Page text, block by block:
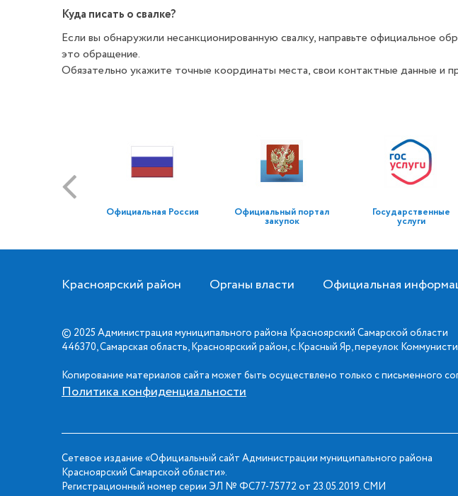
Куда писать о свалке?
Если вы обнаружили несанкционированную свалку, направьте официальное
это обращение.
Обязательно укажите точные координаты места, свои контактные данные и
Официальная Россия Официальный портал
закупок
Государственные
услуги
Красноярский район Органы власти Официальная
© 2025 Администрация муниципального района Красноярский Самарской области
446370, Самарская область, Красноярский район, с.Красный Яр, переулок
Копирование материалов сайта может быть осуществлено только с письменного
Политика конфиденциальности
Сетевое издание «Официальный сайт Администрации муниципального района
Красноярский Самарской области».
Регистрационный номер серии ЭЛ № ФС77-75772 от 23.05.2019. СМИ